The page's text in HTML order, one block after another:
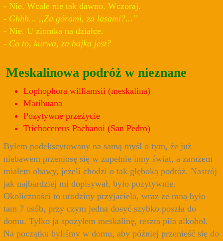
- Nie. Wcale nie tak dawno. Wczoraj.
- Ghhh... ,,Za górami, za lasami?..."
- Nie. U ziomka na działce.
- Co to, kurwa, za bajka jest?
Meskalinowa podróż w nieznane
Lophophora williamsii (meskalina)
Marihuana
Pozytywne przeżycie
Trichocereus Pachanoi (San Pedro)
Byłem podekscytowany na samą myśl o tym, że już
niebawem przeniosę się w zupełnie inny świat, a zarazem
miałem obawy, jeżeli chodzi o tak głęboką podróż. Nastrój
jak najbardziej mi dopisywał, było pozytywnie.
Okoliczności to urodziny przyjaciela, wraz ze mną było
tam 7 osób, przy czym jedna dosyć szybko poszła do
domu. Tylko ja spożyłem meskalinę, reszta piła alkohol.
Na początku byliśmy w domu, aby później przenieść się do